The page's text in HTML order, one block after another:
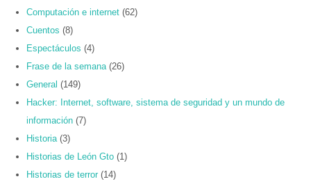
Computación e internet (62)
Cuentos (8)
Espectáculos (4)
Frase de la semana (26)
General (149)
Hacker: Internet, software, sistema de seguridad y un mundo de
información (7)
Historia (3)
Historias de León Gto (1)
Historias de terror (14)